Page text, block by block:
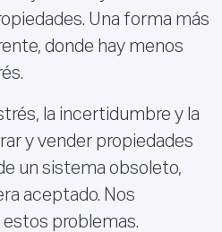
Una forma más
donde hay menos
la incertidumbre y la
y vender propiedades
un sistema obsoleto,
aceptado. Nos
problemas.